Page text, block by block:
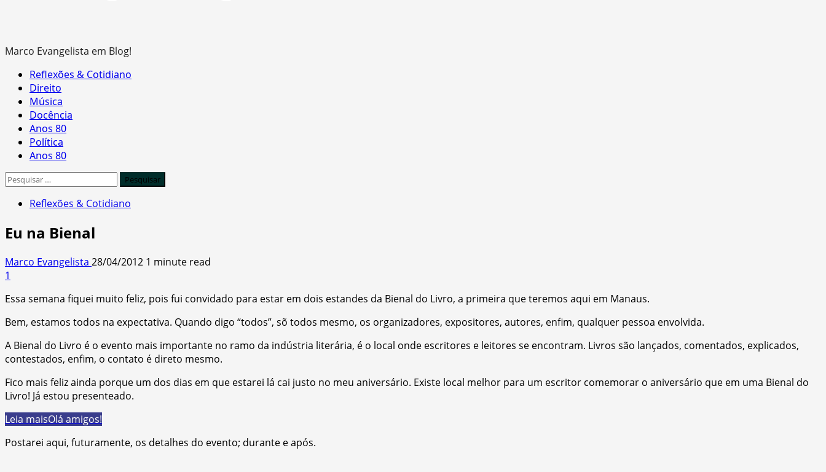
Marco Evangelista em Blog!
Primary
Menu
Reflexões & Cotidiano
Direito
Música
Docência
Anos 80
Política
Anos 80
Pesquisar
Reflexões & Cotidiano
Eu na Bienal
Marco Evangelista 28/04/2012 1 minute read
1
Essa semana fiquei muito feliz, pois fui convidado para estar em dois estandes da Bienal do Livro, a primeira que teremos aqui em Manaus.
Bem, estamos todos na expectativa. Quando digo “todos”, sõ todos mesmo, os organizadores, expositores, autores, enfim, qualquer pessoa envolvida.
A Bienal do Livro é o evento mais importante no ramo da indústria literária, é o local onde escritores e leitores se encontram. Livros são lançados, comentados, explicados,
contestados, enfim, o contato é direto mesmo.
Fico mais feliz ainda porque um dos dias em que estarei lá cai justo no meu aniversário. Existe local melhor para um escritor comemorar o aniversário que em uma Bienal do
Livro! Já estou presenteado.
Leia maisOlá amigos!
Postarei aqui, futuramente, os detalhes do evento; durante e após.